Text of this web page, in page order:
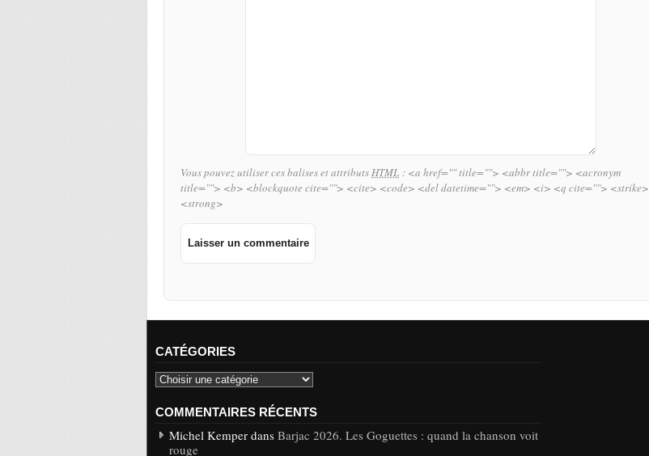
Vous pouvez utiliser ces balises et attributsHTML : <a href="" title=""> <abbr title=""> <acronym
title=""> <b> <blockquote cite=""> <cite> <code> <del datetime=""> <em> <i> <q cite=""> <strike>
<strong>
CATÉGORIES
COMMENTAIRES RÉCENTS
Michel Kemper dans Barjac 2026. Les Goguettes : quand la chanson voit
rouge